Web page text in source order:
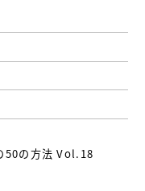
50の方法 Vol.18